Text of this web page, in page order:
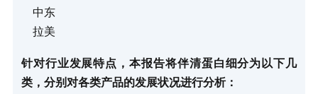
中东
拉美
针对行业发展特点，本报告将伴清蛋白细分为以下几
类，分别对各类产品的发展状况进行分析：